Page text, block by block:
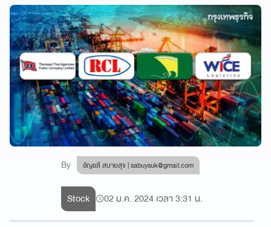
By อัญชลี สบายสุข |sabuysuk@gmail.com
Stock 02 ม.ค. 2024 เวลา 3:31 น.